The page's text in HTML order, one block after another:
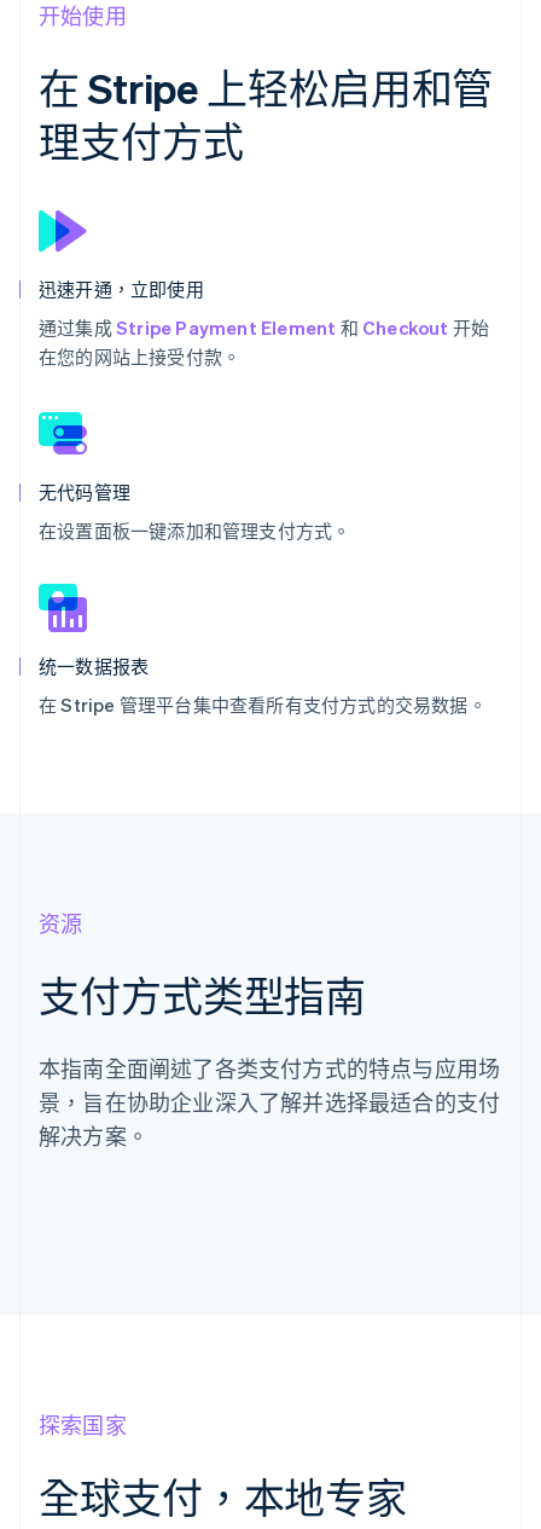
开始使用
在 Stripe 上轻松启用和管
理支付方式
迅速开通，立即使用
通过集成Stripe Payment Element 和 Checkout 开始
在您的网站上接受付款。
无代码管理
在设置面板一键添加和管理支付方式。
统一数据报表
在 Stripe 管理平台集中查看所有支付方式的交易数据。
资源
支付方式类型指南
本指南全面阐述了各类支付方式的特点与应用场
景，旨在协助企业深入了解并选择最适合的支付
解决方案。
探索国家
全球支付，本地专家
阿联酋